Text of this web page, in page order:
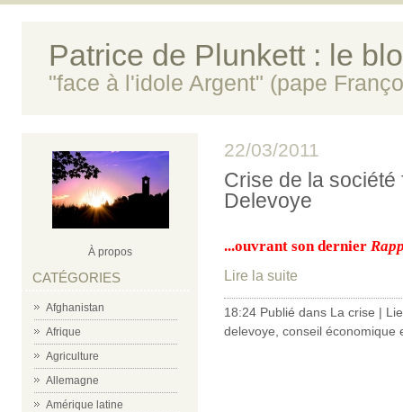
Patrice de Plunkett : le
"face à l'idole Argent" (pape
À propos
CATÉGORIES
Afghanistan
Afrique
Agriculture
Allemagne
Amérique latine
22/03/2011
Crise de la
Delevoye
...ouvrant son dernier
Lire la suite
18:24 Publié dans La crise |
delevoye conseil économique